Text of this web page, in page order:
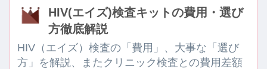
HIV(エイズ)検査キットの費用・選び
方徹底解説
HIV（エイズ）検査の「費用」、大事な「選び
方」を解説、またクリニック検査との費用差額